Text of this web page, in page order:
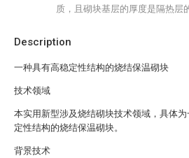
Description
一种具有高稳定性结构的烧结保温砌块
技术领域
本实用新型涉及烧结砌块技术领域，具体
定性结构的烧结保温砌块。
背景技术
质，且砌块基层的厚度是隔热层